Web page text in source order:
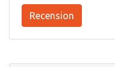
Recension